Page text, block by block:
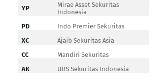
YP
Mirae Asset Sekuritas
Indonesia
PD Indo Premier Sekuritas
XC
Ajaib Sekuritas Asia
CC
Mandiri Sekuritas
AK
UBS Sekuritas Indonesia